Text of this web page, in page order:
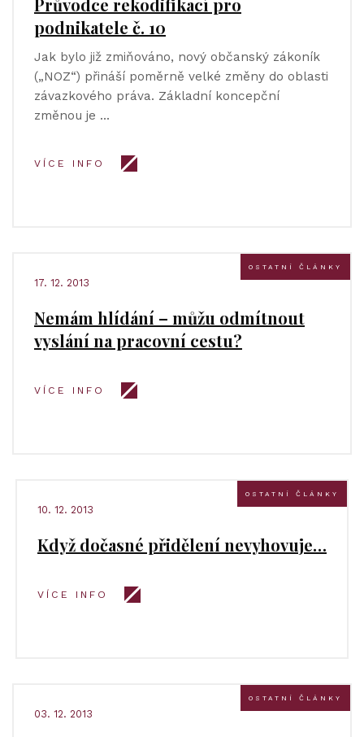
Průvodce rekodifikací pro
podnikatele č. 10
Jak bylo již zmiňováno, nový občanský zákoník
(„NOZ“) přináší poměrně velké změny do oblasti
závazkového práva. Základní koncepční
změnou je …
VÍCE INFO
OSTATNÍ ČLÁNKY
17. 12. 2013
Nemám hlídání – můžu odmítnout
vyslání na pracovní cestu?
VÍCE INFO
OSTATNÍ ČLÁNKY
10. 12. 2013
Když dočasné přidělení nevyhovuje…
VÍCE INFO
OSTATNÍ ČLÁNKY
03. 12. 2013